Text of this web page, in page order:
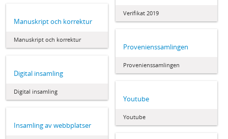
Verifikat 2019
Manuskript och korrektur
Manuskript och korrektur
Provenienssamlingen
Provenienssamlingen
Digital insamling
Digital insamling
Youtube
Youtube
Insamling av webbplatser